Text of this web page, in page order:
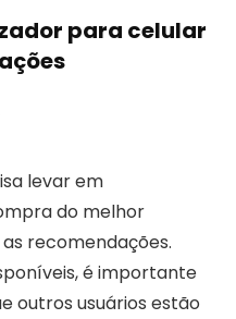
para celular
levar em
do melhor
recomendações.
é importante
outros usuários estão